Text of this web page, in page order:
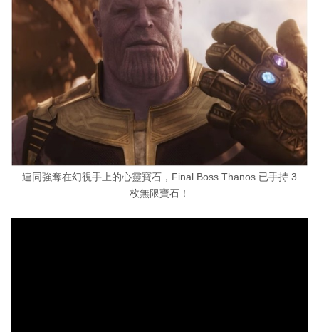
連同強奪在幻視手上的心靈寶石，Final Boss Thanos 已手持 3
枚無限寶石！